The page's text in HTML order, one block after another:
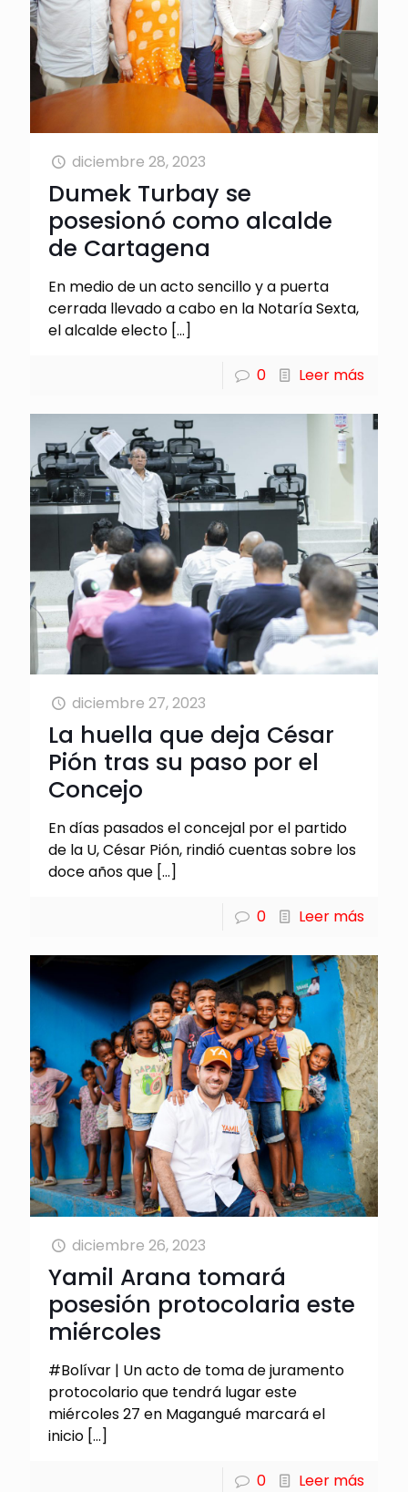
diciembre 28, 2023
Dumek Turbay se
posesionó como alcalde
de Cartagena
En medio de un acto sencillo y a puerta
cerrada llevado a cabo en la Notaría Sexta,
el alcalde electo […]
0 Leer más
diciembre 27, 2023
La huella que deja César
Pión tras su paso por el
Concejo
En días pasados el concejal por el partido
de la U, César Pión, rindió cuentas sobre los
doce años que […]
0 Leer más
diciembre 26, 2023
Yamil Arana tomará
posesión protocolaria este
miércoles
#Bolívar | Un acto de toma de juramento
protocolario que tendrá lugar este
miércoles 27 en Magangué marcará el
inicio […]
0 Leer más